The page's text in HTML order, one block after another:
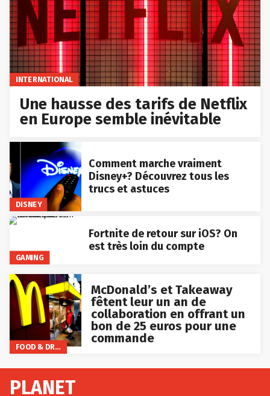
INTERNATIONAL
Une hausse des tarifs de Netflix
en Europe semble inévitable
DISNEY
Comment marche vraiment
Disney+? Découvrez tous les
trucs et astuces
GAMING
Fortnite de retour sur iOS? On
est très loin du compte
FOOD & DRINKS
McDonald’s et Takeaway
fêtent leur un an de
collaboration en offrant un
bon de 25 euros pour une
commande
PLANET